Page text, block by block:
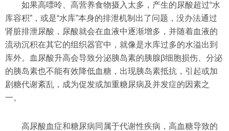
如果高嘌呤、高营养食物摄入太多，产生的尿酸超过“水
库容积”，或是“水库”本身的排泄机制出了问题，没办法通过
肾脏排泄尿酸，尿酸就会在血液中逐渐增多，并随着血液的
流动沉积在其它的组织器官中，就像是水库过多的水溢出到
库外。血尿酸升高会导致分泌胰岛素的胰腺β细胞损伤、分泌
的胰岛素也不能有效降低血糖，出现胰岛素抵抗，引起或加
剧糖代谢紊乱，成为促发或加重糖尿病及并发症的因素之
一。
高尿酸血症和糖尿病同属于代谢性疾病，高血糖导致的